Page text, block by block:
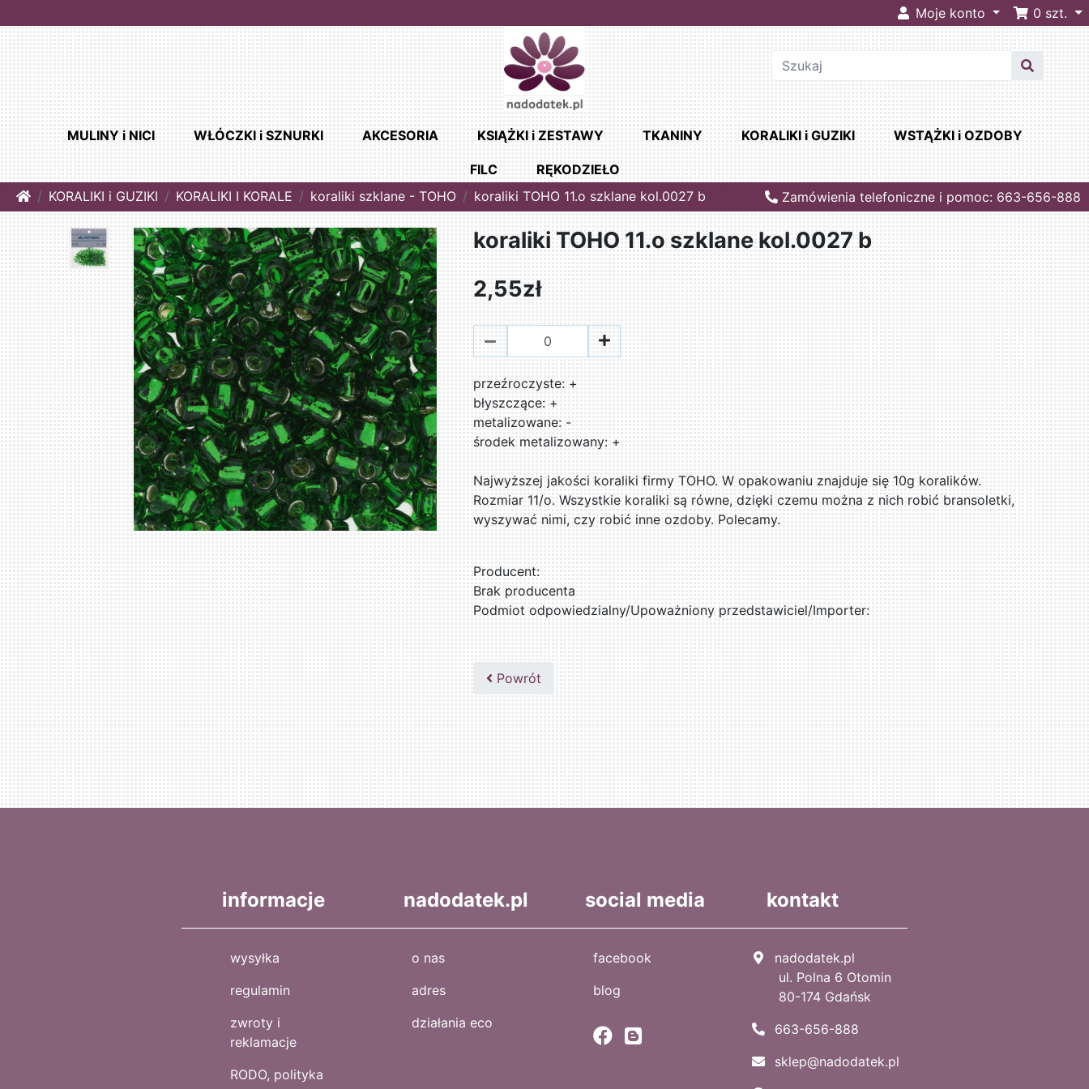
Moje konto 0 szt.
MULINY i NICI WŁÓCZKI i SZNURKI AKCESORIA KSIĄŻKI i ZESTAWY TKANINY KORALIKI i GUZIKI WSTĄŻKI i OZDOBY
FILC
RĘKODZIEŁO
HomeKORALIKI i GUZIKI KORALIKI I KORALE koraliki szklane - TOHO koraliki TOHO 11.o szklane kol.0027 b Zamówienia telefoniczne i pomoc: 663-656-888
koraliki TOHO 11.o szklane kol.0027 b
2,55zł
przeźroczyste: +
błyszczące: +
metalizowane: -
środek metalizowany: +
Najwyższej jakości koraliki firmy TOHO. W opakowaniu znajduje się 10g koralików.
Rozmiar 11/o. Wszystkie koraliki są równe, dzięki czemu można z nich robić bransoletki,
wyszywać nimi, czy robić inne ozdoby. Polecamy.
Producent:
Brak producenta
Podmiot odpowiedzialny/Upoważniony przedstawiciel/Importer:
Powrót
informacje
wysyłka
regulamin
zwroty i
reklamacje
RODO, polityka
nadodatek.pl
o nas
adres
działania eco
social media
facebook
blog
kontakt
nadodatek.pl
ul. Polna 6 Otomin
80-174 Gdańsk
663-656-888
sklep@nadodatek.pl